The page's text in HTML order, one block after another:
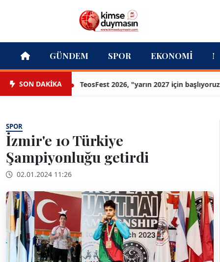
GÜNDEM SPOR EKONOMI
SON DAKİKA TeosFest 2026, "yarın 2027 için başlıyoruz"
SPOR
İzmir'e 10 Türkiye
Şampiyonluğu getirdi
02.01.2024 11:26